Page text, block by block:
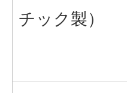
チック製）